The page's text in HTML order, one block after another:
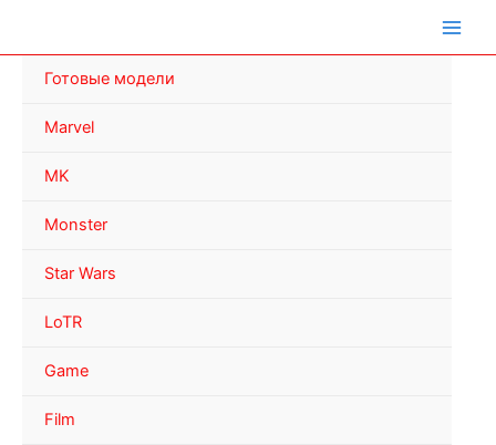
Готовые модели
Marvel
MK
Monster
Star Wars
LoTR
Game
Film